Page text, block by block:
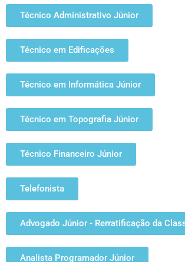
Técnico Administrativo Júnior
Técnico em Edificações
Técnico em Informática Júnior
Técnico em Topografia Júnior
Técnico Financeiro Júnior
Telefonista
Advogado Júnior - Rerratificação da
Analista Programador Júnior